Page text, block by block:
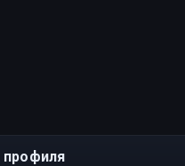
профиля